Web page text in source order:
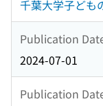
千葉大学子ども
Publication
2024-07-01
Publication